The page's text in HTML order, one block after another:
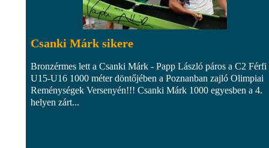
Csanki Márk sikere
Bronzérmes lett a Csanki Márk - Papp László páros a C2 Férfi
U15-U16 1000 méter döntőjében a Poznanban zajló Olimpiai
Reménységek Versenyén!!! Csanki Márk 1000 egyesben a 4.
helyen zárt...